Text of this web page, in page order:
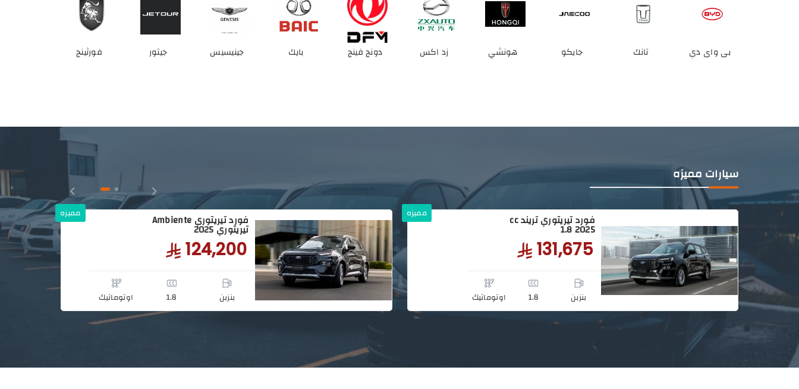
ماكسيوس فورثينج جيتور جينيسيس بايك دونج فينج زد اكس هونشي جايكو تانك
سيارات مميزه
مميزه فورد تيريتوري Ambiente
تيريتوري 2025
124,200
بنزبن 1.8 اوتوماتيك
مميزه فورد تيريتوري تريند cc
1.8 2025
131,675
بنزبن 1.8 اوتوماتيك